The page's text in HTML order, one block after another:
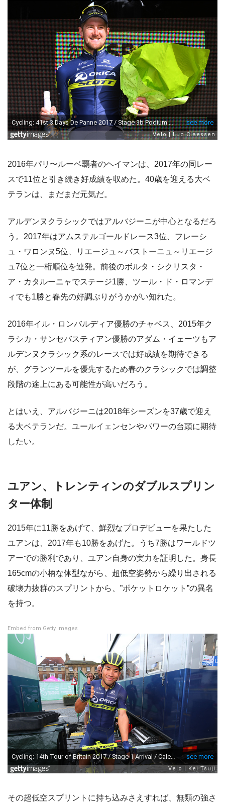
2016年パリ〜ルーベ覇者のヘイマンは、2017年の同レー
スで11位と引き続き好成績を収めた。40歳を迎える大ベ
テランは、まだまだ元気だ。
アルデンヌクラシックではアルバジーニが中心となるだろ
う。2017年はアムステルゴールドレース3位、フレーシ
ュ・ワロンヌ5位、リエージュ～バストーニュ～リエージ
ュ7位と一桁順位を連発。前後のボルタ・シクリスタ・
ア・カタルーニャでステージ1勝、ツール・ド・ロマンデ
ィでも1勝と春先の好調ぶりがうかがい知れた。
2016年イル・ロンバルディア優勝のチャベス、2015年ク
ラシカ・サンセバスティアン優勝のアダム・イェーツもア
ルデンヌクラシック系のレースでは好成績を期待できる
が、グランツールを優先するため春のクラシックでは調整
段階の途上にある可能性が高いだろう。
とはいえ、アルバジーニは2018年シーズンを37歳で迎え
る大ベテランだ。ユールイェンセンやパワーの台頭に期待
したい。
ユアン、トレンティンのダブルスプリン
ター体制
2015年に11勝をあげて、鮮烈なプロデビューを果たした
ユアンは、2017年も10勝をあげた。うち7勝はワールドツ
アーでの勝利であり、ユアン自身の実力を証明した。身長
165cmの小柄な体型ながら、超低空姿勢から繰り出される
破壊力抜群のスプリントから、”ポケットロケット”の異名
を持つ。
Embed from Getty Images
その超低空スプリントに持ち込みさえすれば、無類の強さ